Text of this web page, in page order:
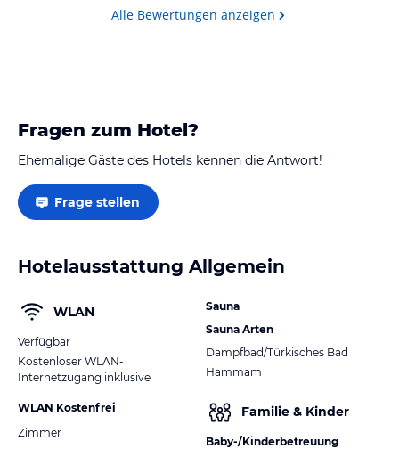
Alle Bewertungen anzeigen
Fragen zum Hotel?
Ehemalige Gäste des Hotels kennen die Antwort!
Frage stellen
Hotelausstattung Allgemein
WLAN
Verfügbar
Kostenloser WLAN-
Internetzugang inklusive
WLAN Kostenfrei
Zimmer
Sauna
Sauna Arten
Dampfbad/Türkisches Bad
Hammam
Familie & Kinder
Baby-/Kinderbetreuung